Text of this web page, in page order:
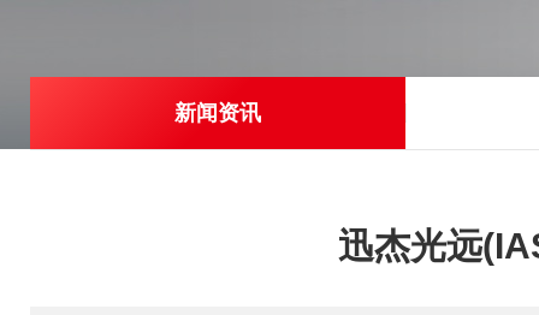
新闻资讯
迅杰光远